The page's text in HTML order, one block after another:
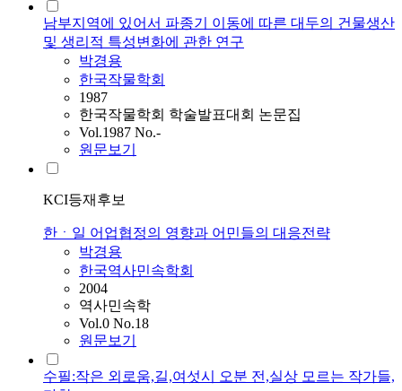
남부지역에 있어서 파종기 이동에 따른 대두의 건물생산
및 생리적 특성변화에 관한 연구
박경용
한국작물학회
1987
한국작물학회 학술발표대회 논문집
Vol.1987 No.-
원문보기
KCI등재후보
한ㆍ일 어업협정의 영향과 어민들의 대응전략
박경용
한국역사민속학회
2004
역사민속학
Vol.0 No.18
원문보기
수필:작은 외로움,길,여섯시 오분 전,실상 모르는 작가들,